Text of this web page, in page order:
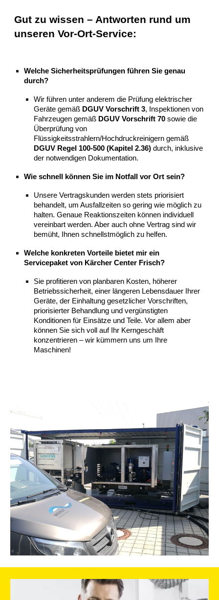
Gut zu wissen – Antworten rund um
unseren Vor-Ort-Service:
Welche Sicherheitsprüfungen führen Sie genau
durch?
Wir führen unter anderem die Prüfung elektrischer
Geräte gemäß DGUV Vorschrift 3, Inspektionen von
Fahrzeugen gemäß DGUV Vorschrift 70 sowie die
Überprüfung von
Flüssigkeitsstrahlern/Hochdruckreinigern gemäß
DGUV Regel 100-500 (Kapitel 2.36) durch, inklusive
der notwendigen Dokumentation.
Wie schnell können Sie im Notfall vor Ort sein?
Unsere Vertragskunden werden stets priorisiert
behandelt, um Ausfallzeiten so gering wie möglich zu
halten. Genaue Reaktionszeiten können individuell
vereinbart werden. Aber auch ohne Vertrag sind wir
bemüht, Ihnen schnellstmöglich zu helfen.
Welche konkreten Vorteile bietet mir ein
Servicepaket von Kärcher Center Frisch?
Sie profitieren von planbaren Kosten, höherer
Betriebssicherheit, einer längeren Lebensdauer Ihrer
Geräte, der Einhaltung gesetzlicher Vorschriften,
priorisierter Behandlung und vergünstigten
Konditionen für Einsätze und Teile. Vor allem aber
können Sie sich voll auf Ihr Kerngeschäft
konzentrieren – wir kümmern uns um Ihre
Maschinen!